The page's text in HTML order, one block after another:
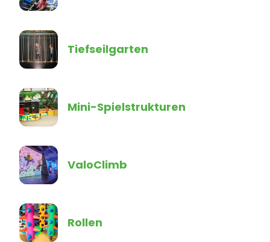
Tiefseilgarten
Mini-Spielstrukturen
ValoClimb
Rollen